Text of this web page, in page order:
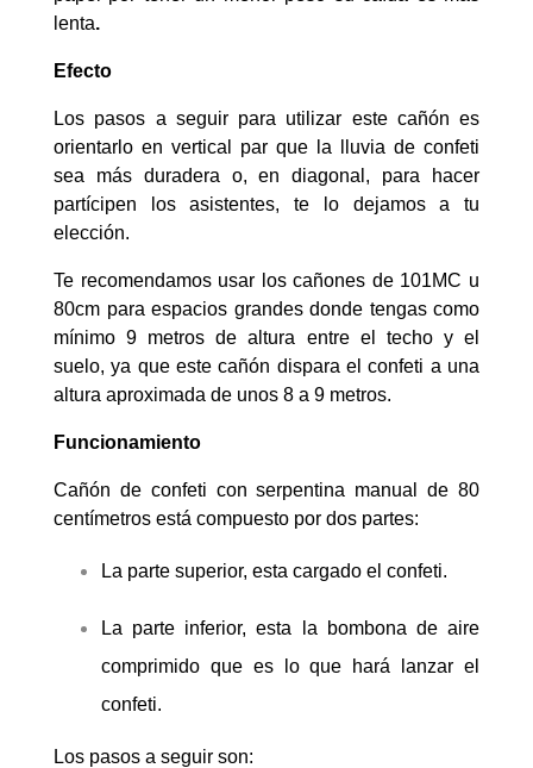
lenta.
Efecto
Los pasos a seguir para utilizar este cañón es
orientarlo en vertical par que la lluvia de confeti
sea más duradera o, en diagonal, para hacer
partícipen los asistentes, te lo dejamos a tu
elección.
Te recomendamos usar los cañones de 101MC u
80cm para espacios grandes donde tengas como
mínimo 9 metros de altura entre el techo y el
suelo, ya que este cañón dispara el confeti a una
altura aproximada de unos 8 a 9 metros.
Funcionamiento
Cañón de confeti con serpentina manual de 80
centímetros está compuesto por dos partes:
La parte superior, esta cargado el confeti.
La parte inferior, esta la bombona de aire
comprimido que es lo que hará lanzar el
confeti.
Los pasos a seguir son: